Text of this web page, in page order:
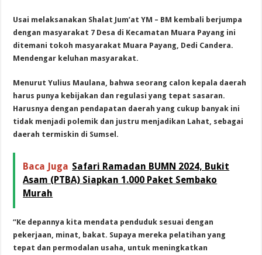
Usai melaksanakan Shalat Jum’at YM – BM kembali berjumpa
dengan masyarakat 7 Desa di Kecamatan Muara Payang ini
ditemani tokoh masyarakat Muara Payang, Dedi Candera.
Mendengar keluhan masyarakat.
Menurut Yulius Maulana, bahwa seorang calon kepala daerah
harus punya kebijakan dan regulasi yang tepat sasaran.
Harusnya dengan pendapatan daerah yang cukup banyak ini
tidak menjadi polemik dan justru menjadikan Lahat, sebagai
daerah termiskin di Sumsel.
Baca Juga Safari Ramadan BUMN 2024, Bukit
Asam (PTBA) Siapkan 1.000 Paket Sembako
Murah
“Ke depannya kita mendata penduduk sesuai dengan
pekerjaan, minat, bakat. Supaya mereka pelatihan yang
tepat dan permodalan usaha, untuk meningkatkan